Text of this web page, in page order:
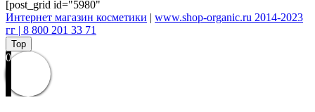
[post_grid id="5980"
Интернет магазин косметики | www.shop-organic.ru 2014-2023
гг | 8 800 201 33 71
Top
0